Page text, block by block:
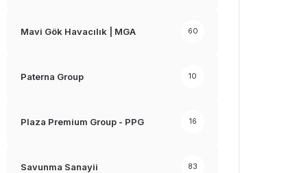
Mavi Gök Havacılık | MGA 60
Paterna Group 10
Plaza Premium Group - PPG 16
Savunma Sanayii 83